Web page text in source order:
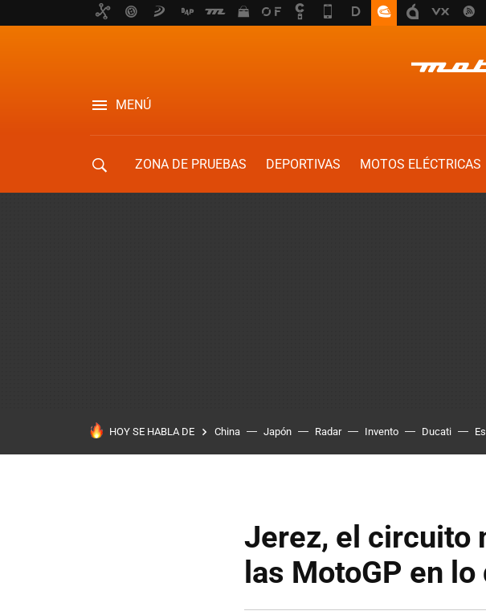
MENÚ
ZONA DE PRUEBAS DEPORTIVAS MOTOS ELÉCTRICAS
HOY SE HABLA DE China Japón Radar Invento Ducati
Jerez, el circuito
las MotoGP en